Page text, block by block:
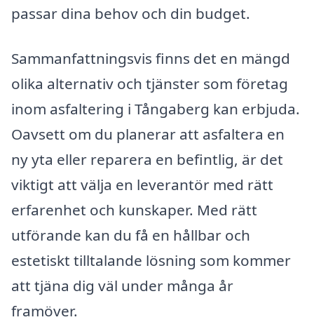
passar dina behov och din budget.
Sammanfattningsvis finns det en mängd
olika alternativ och tjänster som företag
inom asfaltering i Tångaberg kan erbjuda.
Oavsett om du planerar att asfaltera en
ny yta eller reparera en befintlig, är det
viktigt att välja en leverantör med rätt
erfarenhet och kunskaper. Med rätt
utförande kan du få en hållbar och
estetiskt tilltalande lösning som kommer
att tjäna dig väl under många år
framöver.